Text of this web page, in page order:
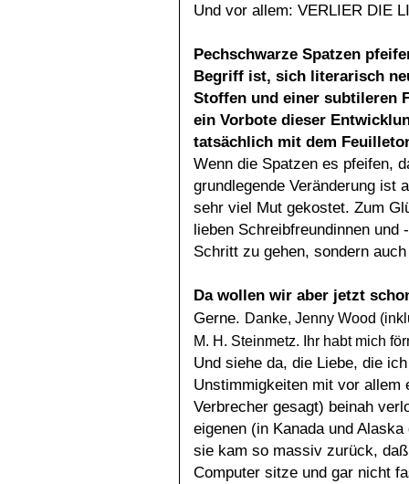
Und vor allem: VERLIER DIE
Pechschwarze Spatzen
Begriff ist, sich literarisch
Stoffen und einer subtileren
ein Vorbote dieser
tatsächlich mit dem
Wenn die Spatzen es pfeifen,
grundlegende Veränderung ist
sehr viel Mut gekostet. Zum
lieben Schreibfreundinnen
Schritt zu gehen, sondern
Da wollen wir aber jetzt
Gerne. Danke, Jenny Wood
M. H. Steinmetz. Ihr habt mich
Und siehe da, die Liebe, die
Unstimmigkeiten mit vor allem
Verbrecher gesagt) beinah
eigenen (in Kanada und
sie kam so massiv zurück,
Computer sitze und gar nicht